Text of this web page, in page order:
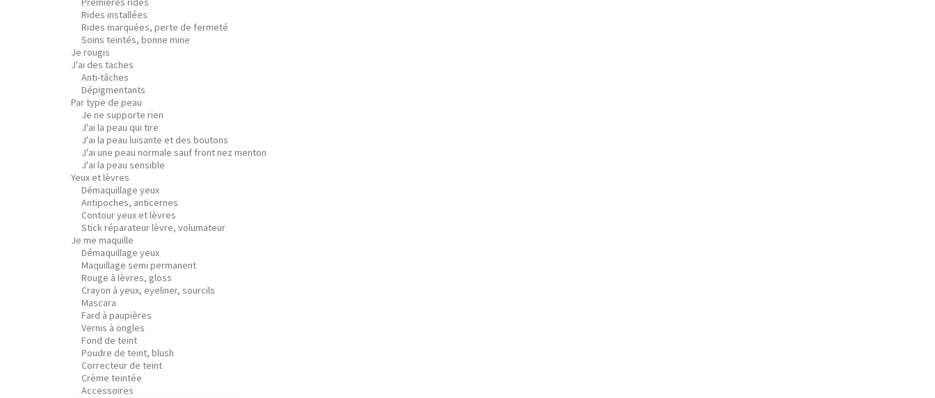
Rides installées
Rides marquées, perte de fermeté
Soins teintés, bonne mine
Je rougis
J'ai des taches
Anti-tâches
Dépigmentants
Par type de peau
Je ne supporte rien
J'ai la peau qui tire
J'ai la peau luisante et des boutons
J'ai une peau normale sauf front nez menton
J'ai la peau sensible
Yeux et lèvres
Démaquillage yeux
Antipoches, anticernes
Contour yeux et lèvres
Stick réparateur lèvre, volumateur
Je me maquille
Démaquillage yeux
Maquillage semi permanent
Rouge à lèvres, gloss
Crayon à yeux, eyeliner, sourcils
Mascara
Fard à paupières
Vernis à ongles
Fond de teint
Poudre de teint, blush
Correcteur de teint
Crème teintée
Accessoires